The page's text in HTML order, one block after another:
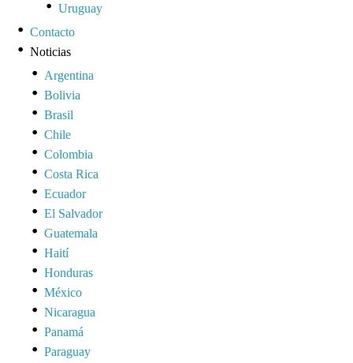
Uruguay
Contacto
Noticias
Argentina
Bolivia
Brasil
Chile
Colombia
Costa Rica
Ecuador
El Salvador
Guatemala
Haití
Honduras
México
Nicaragua
Panamá
Paraguay